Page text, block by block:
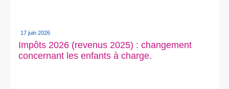
17 juin 2026
Impôts 2026 (revenus 2025) : changement
concernant les enfants à charge.